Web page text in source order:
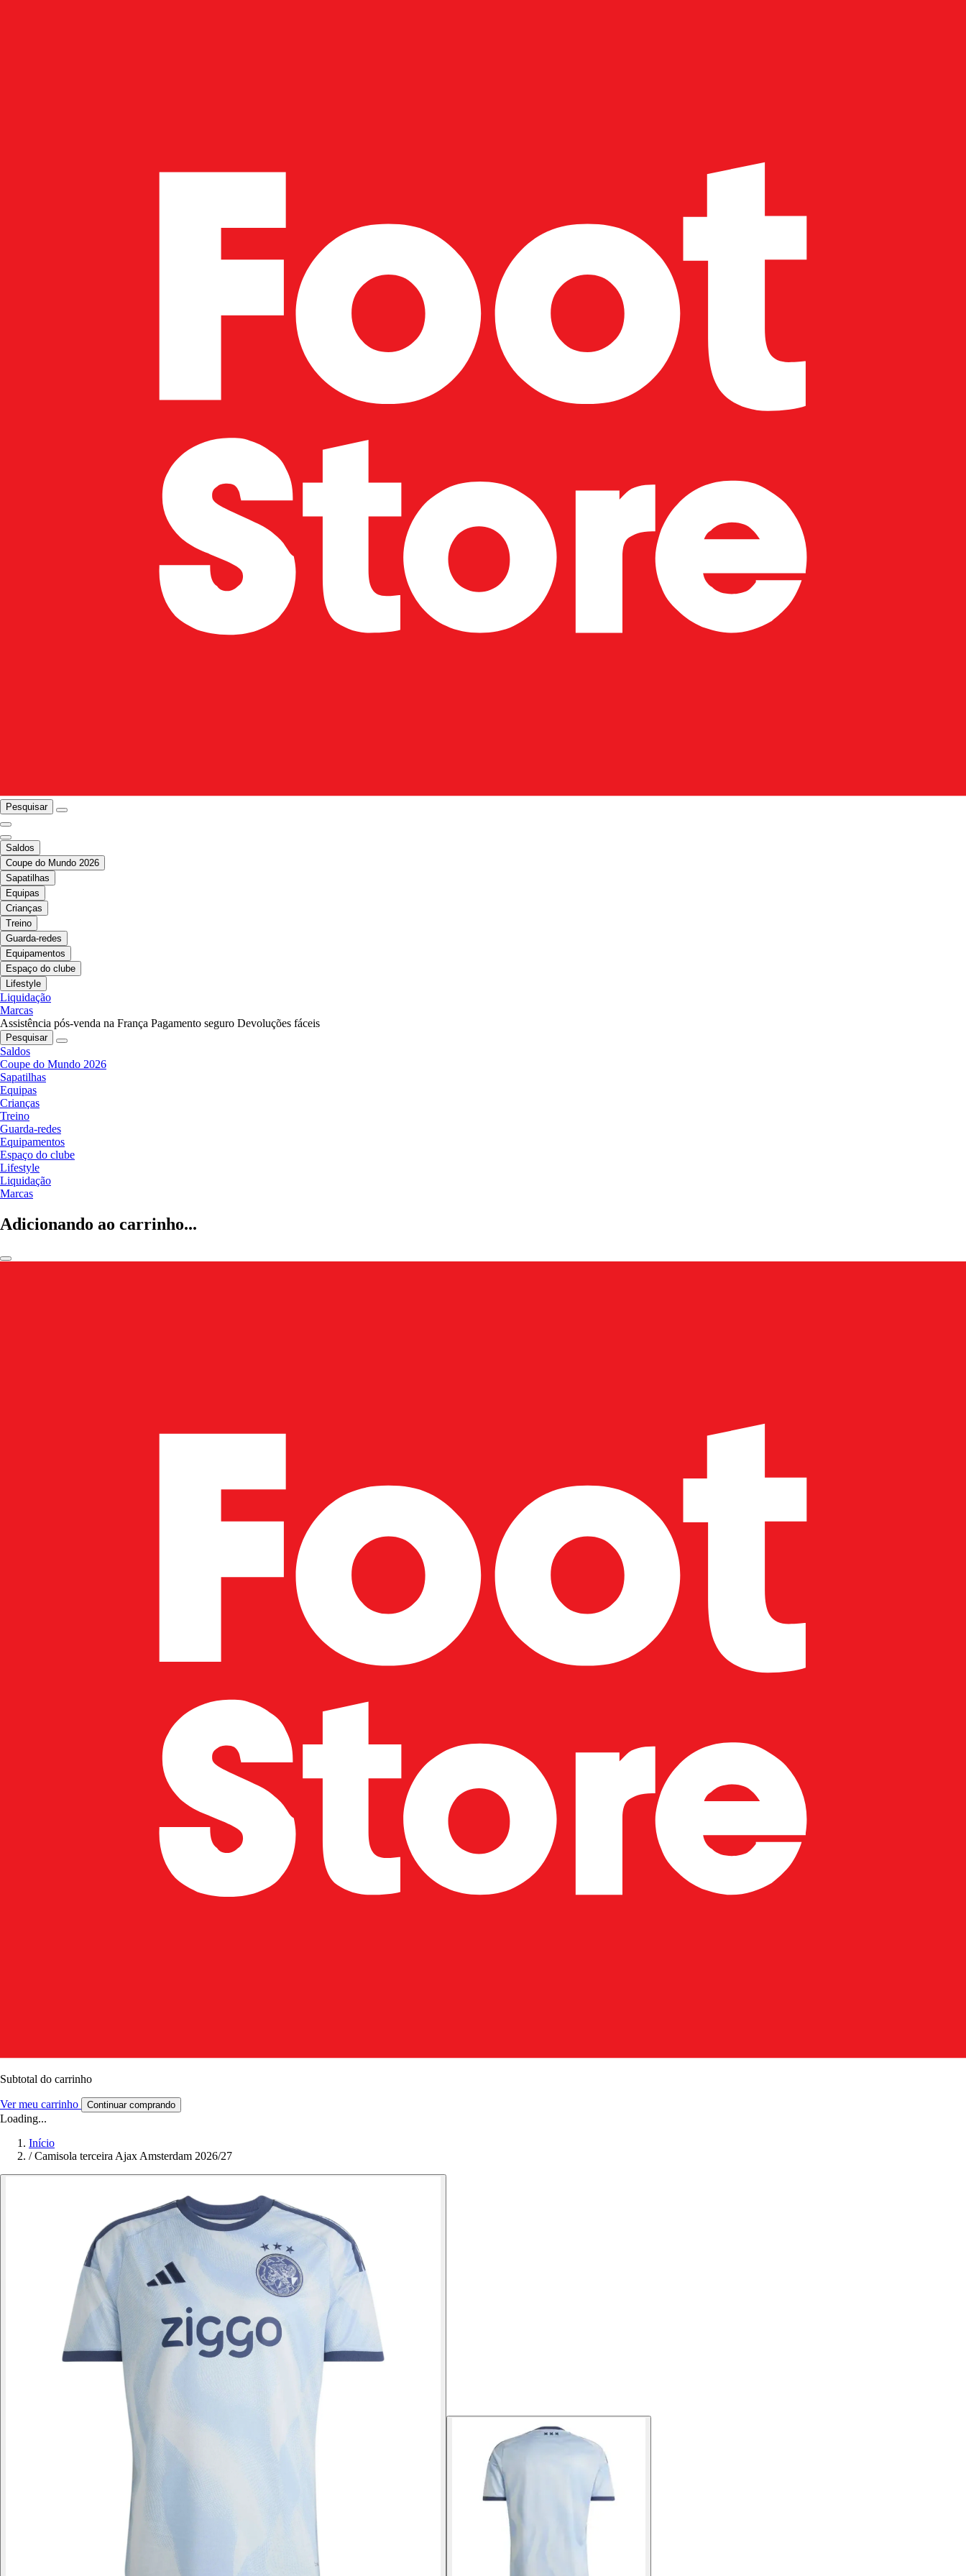
Pesquisar
Saldos
Coupe do Mundo 2026
Sapatilhas
Equipas
Crianças
Treino
Guarda-redes
Equipamentos
Espaço do clube
Lifestyle
Liquidação
Marcas
Assistência pós-venda na França Pagamento seguro Devoluções fáceis
Pesquisar
Saldos
Coupe do Mundo 2026
Sapatilhas
Equipas
Crianças
Treino
Guarda-redes
Equipamentos
Espaço do clube
Lifestyle
Liquidação
Marcas
Adicionando ao carrinho...
Subtotal do carrinho
Ver meu carrinho Continuar comprando
Loading...
Início
/ Camisola terceira Ajax Amsterdam 2026/27